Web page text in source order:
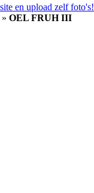
en upload zelf foto's!
» OEL FRUH III